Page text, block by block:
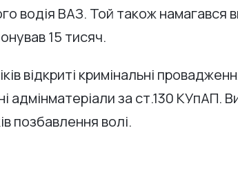
водія ВАЗ. Той також намагався
15 тисяч.
відкриті кримінальні
адмінматеріали за ст.130 КУпАП.
позбавлення волі.